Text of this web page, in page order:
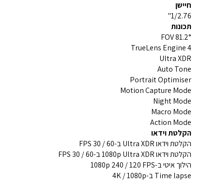
חיישן
1/2.76"
תכונות
81.2° FOV
TrueLens Engine 4
Ultra XDR
Auto Tone
Portrait Optimiser
Motion Capture Mode
Night Mode
Macro Mode
Action Mode
הקלטת וידאו
הקלטת וידאו Ultra XDR ב-60 / 30 FPS
הקלטת וידאו 1080p Ultra XDR ב-60 / 30 FPS
הילוך איטי ב-1080p 240 / 120 FPS
Time lapse ב-4K / 1080p